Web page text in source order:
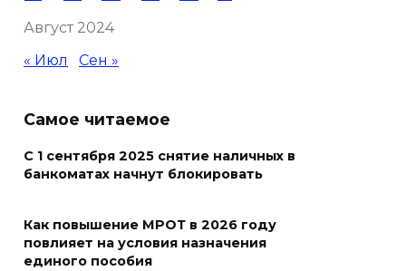
В Ростовской области более
2000 жителей бесплатно
07 августа 2026 18:38
Бесплатные путевки для 17
тысяч детей: в Ростовской
оздоровительная кампания
07 августа 2026 18:30
Август 2024
« Июл Сен »
Самое читаемое
С 1 сентября 2025 снятие наличных в
банкоматах начнут блокировать
Как повышение МРОТ в 2026 году
повлияет на условия назначения
единого пособия